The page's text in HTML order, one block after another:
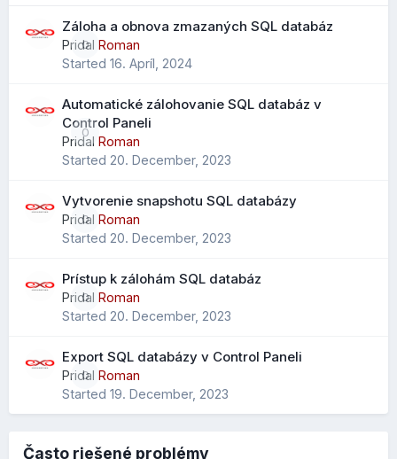
postupom ako ich používať, nájdete v našom novom
návodeVyhľadávanie emailových správ v Roundcube
pomocou syntaxe
.
Vylepšený import kontaktov
Pri importe .CSV súborov je možné mapovať údaje na
výber ako v starších verziách.
Čo to prináša?
menej stratených údajov pri importe
lepšie zachovanie telefónov, poznámok a ďalších polí
Rozšírené vyhľadávanie kontaktov
Pribudol nový parameter "scope" pre vyhľadávanie
vyhľadávania v adresári.
0
Záloha a obnova zmazaných SQL databáz
Pridal Roman
Started 16. Apríl, 2024
0
Automatické zálohovanie SQL databáz v
Control Paneli
Pridal Roman
Started 20. December, 2023
0
Vytvorenie snapshotu SQL databázy
Pridal Roman
Started 20. December, 2023
0
Prístup k zálohám SQL databáz
Pridal Roman
Started 20. December, 2023
0
Export SQL databázy v Control Paneli
Pridal Roman
Started 19. December, 2023
Často riešené problémy